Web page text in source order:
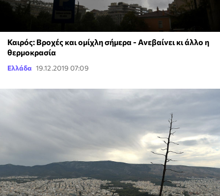
Καιρός: Βροχές και ομίχλη σήμερα - Ανεβαίνει κι άλλο η
θερμοκρασία
Ελλάδα 19.12.2019 07:09